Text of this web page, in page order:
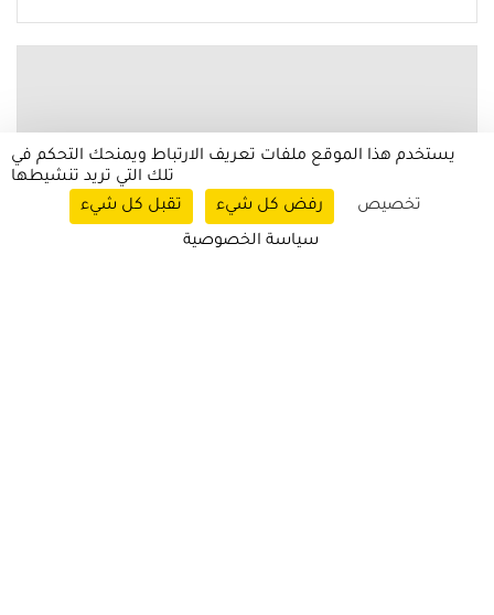
يستخدم هذا الموقع ملفات تعريف الارتباط ويمنحك التحكم في
تلك التي تريد تنشيطها
تقبل كل شيء
رفض كل شيء
تخصيص
سياسة الخصوصية